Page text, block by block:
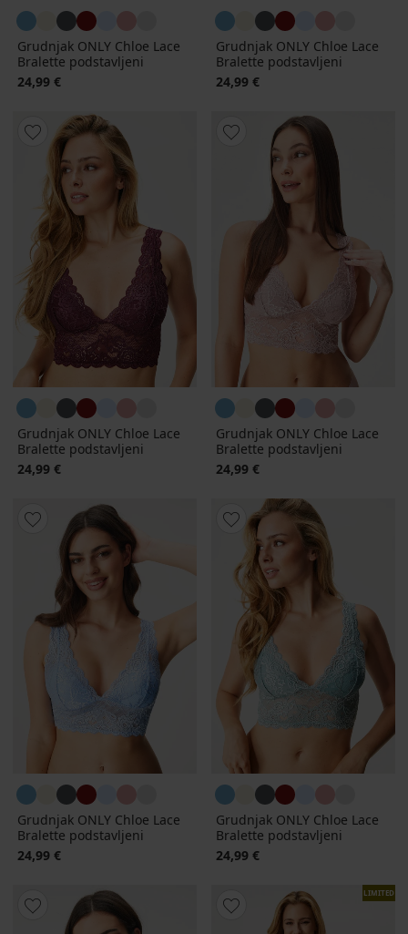
Grudnjak ONLY Chloe Lace
Bralette podstavljeni
24,99 €
Grudnjak ONLY Chloe Lace
Bralette podstavljeni
24,99 €
Grudnjak ONLY Chloe Lace
Bralette podstavljeni
24,99 €
Grudnjak ONLY Chloe Lace
Bralette podstavljeni
24,99 €
Grudnjak ONLY Chloe Lace
Bralette podstavljeni
24,99 €
Grudnjak ONLY Chloe Lace
Bralette podstavljeni
24,99 €
LIMITED